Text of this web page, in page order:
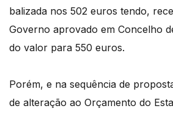
balizada nos 502 euros tendo,
Governo aprovado em Concelho
do valor para 550 euros.
Porém, e na sequência de
de alteração ao Orçamento do